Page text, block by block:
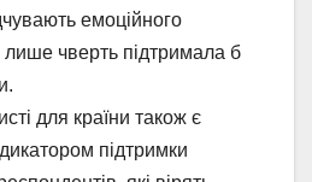
емоційного
лише чверть підтримала б
для країни також є
підтримки